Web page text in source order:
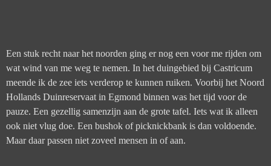
Een stuk recht naar het noorden ging er nog een voor me rijden om
wat wind van me weg te nemen. In het duingebied bij Castricum
meende ik de zee iets verderop te kunnen ruiken. Voorbij het Noord
Hollands Duinreservaat in Egmond binnen was het tijd voor de
pauze. Een gezellig samenzijn aan de grote tafel. Iets wat ik alleen
ook niet vlug doe. Een bushok of picknickbank is dan voldoende.
Maar daar passen niet zoveel mensen in of aan.